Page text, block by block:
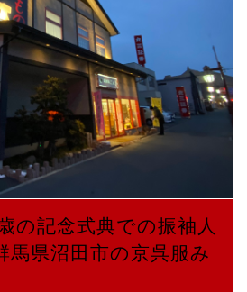
の記念式典での振袖人
馬県沼田市の京呉服み